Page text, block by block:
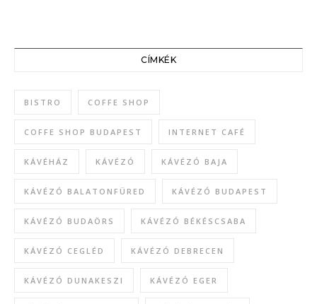
CÍMKÉK
BISTRO COFFE SHOP
COFFE SHOP BUDAPEST INTERNET CAFÉ
KÁVÉHÁZ KÁVÉZÓ KÁVÉZÓ BAJA
KÁVÉZÓ BALATONFÜRED KÁVÉZÓ BUDAPEST
KÁVÉZÓ BUDAÖRS KÁVÉZÓ BÉKÉSCSABA
KÁVÉZÓ CEGLÉD KÁVÉZÓ DEBRECEN
KÁVÉZÓ DUNAKESZI KÁVÉZÓ EGER